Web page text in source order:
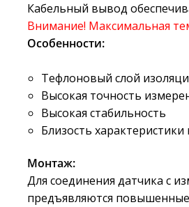
Кабельный вывод
Внимание! Максимальная
Особенности:
Тефлоновый слой
Высокая точность
Высокая стабильность
Близость
Монтаж:
Для соединения датчика с
предъявляются